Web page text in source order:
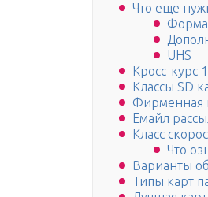
Что еще
UHS
Кросс-курс
Классы SD
Фирменная
Емайл
Класс
Что
Варианты
Типы карт